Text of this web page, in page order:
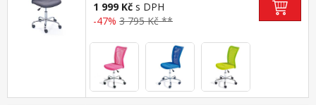
1 999 Kč s DPH
-47% 3 795 Kč **